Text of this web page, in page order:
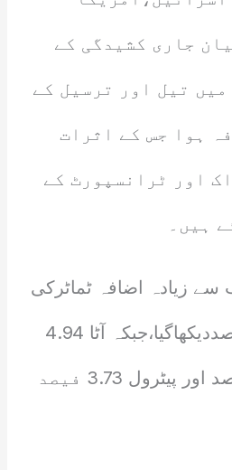
جاری کشیدگی کے
تیل اور ترسیل کے
ہوا جس کے اثرات
اور ٹرانسپورٹ کے
ہیں۔
سے زیادہ اضافہ ٹماٹرکی
قیمت میں 22.13 فیصددیکھاگیا،جبکہ آٹا 4.94
فیصد، ڈیزل 3.76 فیصد اور پیٹرول 3.73 فیصد